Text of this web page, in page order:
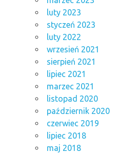
luty 2023
styczeń 2023
luty 2022
wrzesień 2021
sierpień 2021
lipiec 2021
marzec 2021
listopad 2020
październik 2020
czerwiec 2019
lipiec 2018
maj 2018